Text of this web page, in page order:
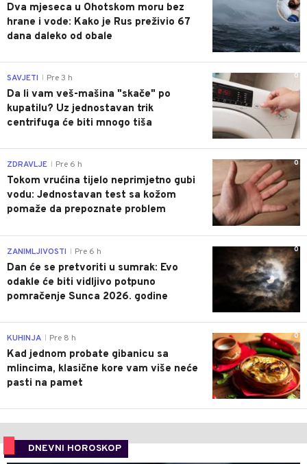
Dva mjeseca u Ohotskom moru bez
hrane i vode: Kako je Rus preživio 67
dana daleko od obale
0
SAVJETI Pre 3 h
Da li vam veš-mašina "skače" po
kupatilu? Uz jednostavan trik
centrifuga će biti mnogo tiša
0
ZDRAVLJE Pre 6 h
Tokom vrućina tijelo neprimjetno gubi
vodu: Jednostavan test sa kožom
pomaže da prepoznate problem
0
ZANIMLJIVOSTI Pre 6 h
Dan će se pretvoriti u sumrak: Evo
odakle će biti vidljivo potpuno
pomračenje Sunca 2026. godine
0
KUHINJA Pre 8 h
Kad jednom probate gibanicu sa
mlincima, klasične kore vam više neće
pasti na pamet
DNEVNI HOROSKOP